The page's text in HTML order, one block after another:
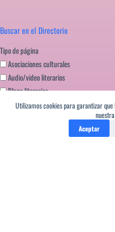
Utilizamos cookies para garantizar
Aceptar
Buscar en el Directorio
Tipo de página
Asociaciones culturales
Audio/video literarios
Blogs literarios
Editoriales literatura